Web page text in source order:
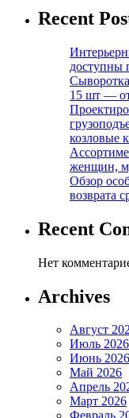
Recent
доступны
15 шт —
козловые
женщин,
Обзор
возврата
Recent
Нет
Archives
Август
Июль 2026
Июнь 2026
Май 2026
Апрель
Март 2026